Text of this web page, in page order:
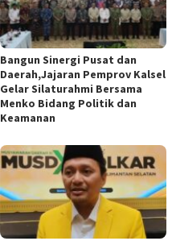
Bangun Sinergi Pusat dan
Daerah,Jajaran Pemprov Kalsel
Gelar Silaturahmi Bersama
Menko Bidang Politik dan
Keamanan